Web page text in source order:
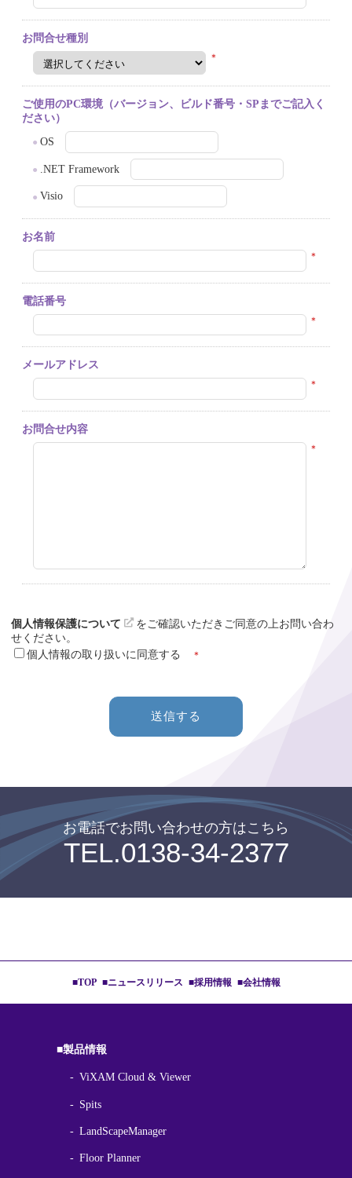
お問合せ種別
＊
ご使用のPC環境（バージョン、ビルド番号・SPまでご記入く
ださい）
OS
.NET Framework
Visio
お名前
＊
電話番号
＊
メールアドレス
＊
お問合せ内容
＊
個人情報保護について
をご確認いただきご同意の上お問い合わ
せください。
個人情報の取り扱いに同意する
＊
送信する
お電話でお問い合わせの⽅はこちら
TEL.0138-34-2377
■TOP ■ニュースリリース ■採用情報 ■会社情報
■製品情報
ViXAM Cloud & Viewer
Spits
LandScapeManager
Floor Planner